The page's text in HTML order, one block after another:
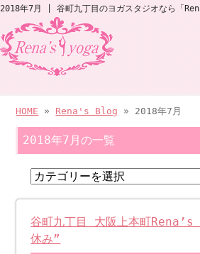
2018年7月 | 谷町九丁目のヨガスタジオなら「
HOME » Rena's Blog » 2018年7月
2018年7月の一覧
谷町九丁目 大阪上本町
休み”